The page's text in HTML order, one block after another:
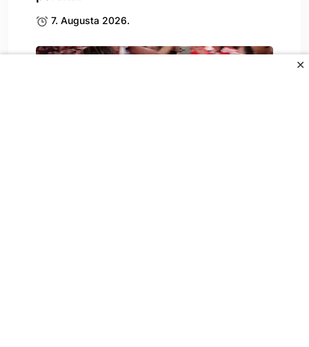
✕
7. Augusta 2026.